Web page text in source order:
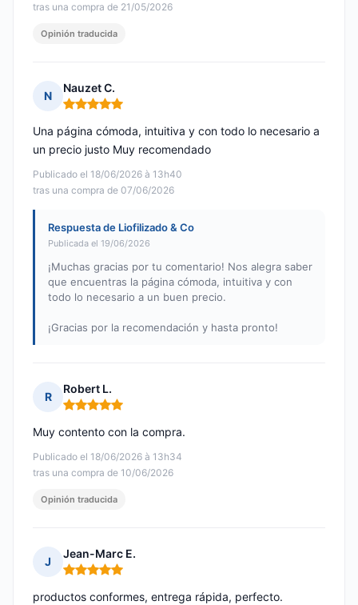
tras una compra de 21/05/2026
Opinión traducida
N
Nauzet C.
Nota: 5 de 5
Publicado el 18/06/2026 à 13h40
tras una compra de 07/06/2026
Una página cómoda, intuitiva y con todo lo necesario a
un precio justo Muy recomendado
Respuesta de Liofilizado & Co
Publicada el 19/06/2026
¡Muchas gracias por tu comentario! Nos alegra saber
que encuentras la página cómoda, intuitiva y con
todo lo necesario a un buen precio.
¡Gracias por la recomendación y hasta pronto!
R
Robert L.
Nota: 5 de 5
Publicado el 18/06/2026 à 13h34
tras una compra de 10/06/2026
Muy contento con la compra.
Opinión traducida
J
Jean-Marc E.
Nota: 5 de 5
productos conformes, entrega rápida, perfecto.